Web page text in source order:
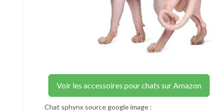
Voir les accessoires pour chats sur Amazon
Chat sphynx source google image :